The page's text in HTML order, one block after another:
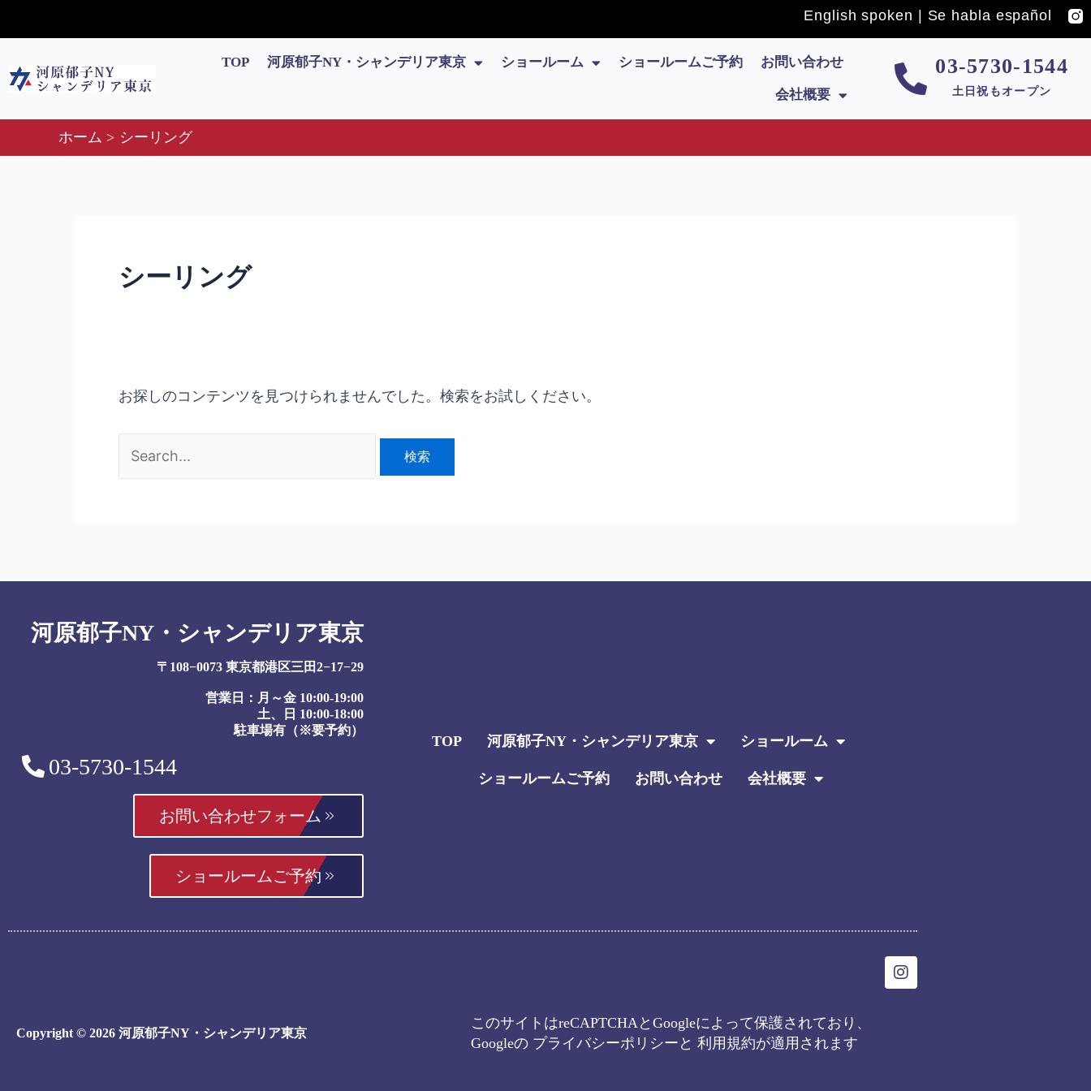
ス
ッ
English spoken | Se habla español
TOP 河原郁子NY・シャンデリア東京 ショールーム ショールームご予約 お問い合わせ
会社概要
03-5730-1544
土日祝もオープン
ホーム シーリング
シーリング
お探しのコンテンツを見つけられませんでした。検索をお試しください。
象:
河原郁子NY・シャンデリア東京
〒108−0073 東京都港区三田2−17−29
営業日：月～金 10:00-19:00
土、日 10:00-18:00
駐車場有（※要予約）
03-5730-1544
お問い合わせフォーム
ショールームご予約
TOP 河原郁子NY・シャンデリア東京 ショールーム
ショールームご予約 お問い合わせ 会社概要
I
n
Copyright © 2026 河原郁子NY・シャンデリア東京
このサイトはreCAPTCHAとGoogleによって保護されており、
Googleの プライバシーポリシー と 利用規約が適用されます